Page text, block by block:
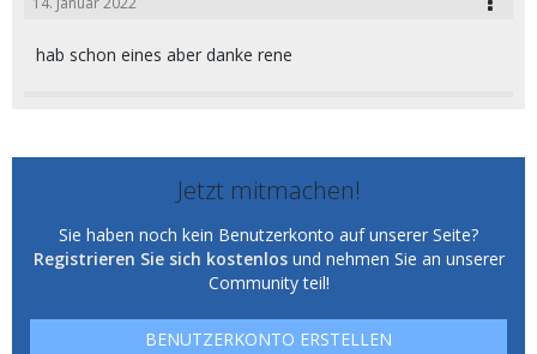
hab schon eines aber danke rene
Jetzt mitmachen!
Sie haben noch kein Benutzerkonto auf unserer Seite?
Registrieren Sie sich kostenlosund nehmen Sie an unserer
Community teil!
BENUTZERKONTO ERSTELLEN